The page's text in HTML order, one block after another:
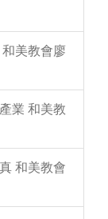
美教會廖
業 和美教
和美教會